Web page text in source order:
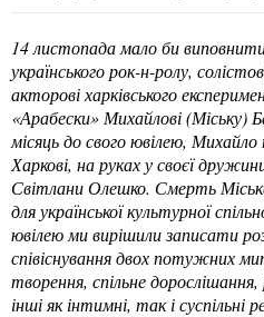
14 листопада мало би
українського рок-н-ролу,
акторові харківського
«Арабески» Михайлові (Міську)
місяць до свого ювілею,
Харкові, на руках у своєї
Світлани Олешко. Смерть
для української культурної
ювілею ми вирішили записати
співіснування двох потужних
творення, спільне
інші як інтимні, так і суспільні